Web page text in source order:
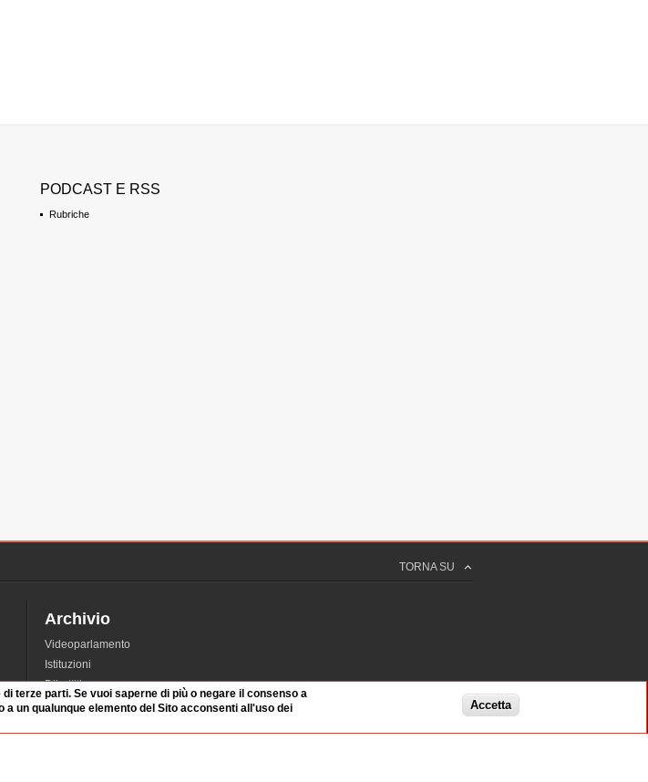
PODCAST E RSS
Rubriche
TORNA SU
Archivio
Videoparlamento
Istituzioni
Dibattiti
Manifestazioni
terze parti. Se vuoi saperne di più o negare il consenso a
a un qualunque elemento del Sito acconsenti all'uso dei
Accetta